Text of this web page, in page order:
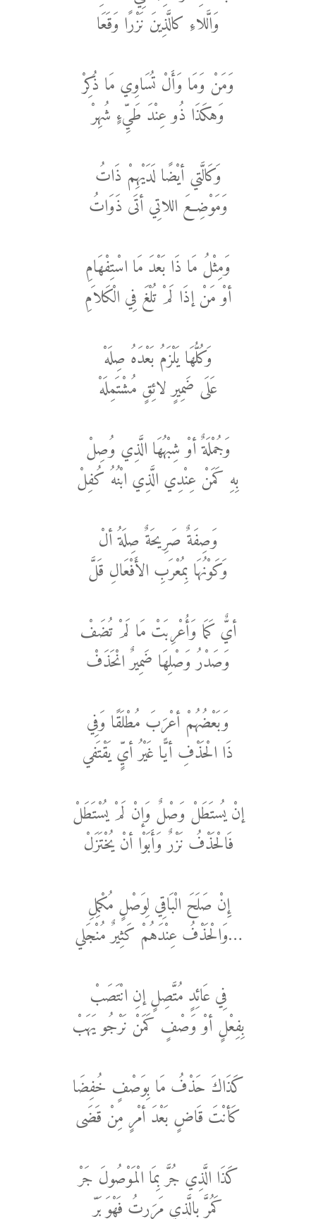
وَالَّلاءِ كالَّذِينَ نَزْرًا وَقَعَا
وَمَنْ وَمَا وَأَلْ تُسَاوِي مَا ذُكِرْ
وَهكَذَا ذُو عِنْدَ طَيِّءٍ شُهِرْ
وَكَالَّتي أيْضًا لَدَيْهِمْ ذَاتُ
وَمَوْضِعَ اللاتِي أتَى ذَوَاتُ
وَمِثْلُ مَا ذَا بَعْدَ مَا اسْتِفْهَامِ
أوْ مَنْ إذَا لَمْ تُلْغَ فِي الْكَلاَمِ
وَكُلُّهَا يَلْزَمُ بَعْدَهُ صِلَهْ
عَلَى ضَمِيرٍ لائِقٍ مُشْتَمِلَهْ
وَجُمْلَةٌ أوْ شِبْهُهَا الَّذِي وُصِلْ
بِهِ كَمَنْ عِنْدِي الَّذِي ابْنُهُ كُفِلْ
وَصِفَةٌ صَرِيحَةٌ صِلَةُ ألْ
وَكَوْنُهَا بِمُعْرَبِ الأَفْعَالِ قَلَّ
أيٌّ كَمَا وَأُعْرِبَتْ مَا لَمْ تُضَفْ
وَصَدْرُ وَصْلِهَا ضَمِيرٌ انْحَذَفْ
وَبَعْضُهُمْ أعْرَبَ مُطْلَقًا وَفِي
ذَا الْحَذْفِ أيًّا غَيْرُ أيٍّ يَقْتَفي
إنْ يُستَطَلْ وَصْلٌ وَإنْ لَمْ يُسْتَطَلْ
فَالْحَذْفُ نَزْرٌ وَأَبَوْا أنْ يُخْتَزَلْ
إِنْ صَلَحَ الْبَاقِي لِوَصْلٍ مُكْمِلِ
…وَالْحَذْفُ عِنْدَهُمْ كَثِيرٌ مُنْجَلي
فِي عَائِدٍ مُتَّصِلٍ إنِ انْتَصَبْ
بِفِعْلٍ أوْ وَصْفٍ كَمَنْ نَرْجُو يَهَبْ
كَذَاكَ حَذْفُ مَا بِوَصْفٍ خُفِضَا
كَأنْتَ قَاضٍ بَعْدَ أمْرٍ مِنْ قَضَى
كَذَا الَّذِي جُرَّ بِمَا الْمَوْصُولَ جَرْ
كَمُرَّ بالَّذِي مَرَرتُ فَهْوَ بَرّ